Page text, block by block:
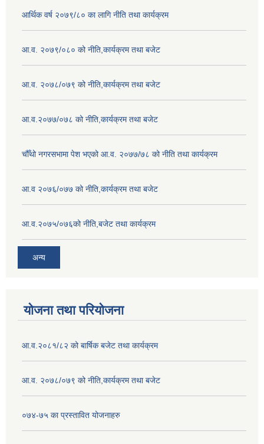
आर्थिक वर्ष २०७९/८० का लागि नीति तथा कार्यक्रम
आ.व. २०७९/०८० को नीति,कार्यक्रम तथा बजेट
आ.व. २०७८/०७९ को नीति,कार्यक्रम तथा बजेट
आ.व.२०७७/०७८ को नीति,कार्यक्रम तथा बजेट
चौँथो नगरसभामा पेश भएको आ.व. २०७७/७८ को नीति तथा कार्यक्रम
आ.व २०७६/०७७ को नीति,कार्यक्रम तथा बजेट
आ.व.२०७५/०७६को नीति,बजेट तथा कार्यक्रम
अन्य
योजना तथा परियोजना
आ.व.२०८१/८२ को बार्षिक बजेट तथा कार्यक्रम
आ.व. २०७८/०७९ को नीति,कार्यक्रम तथा बजेट
०७४-७५ का प्रस्तावित योजनाहरु